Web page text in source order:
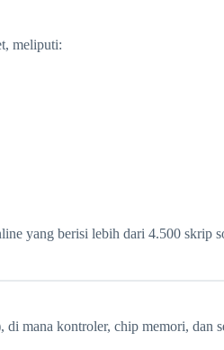
meliputi:
yang berisi lebih dari 4.500 skrip
, di mana kontroler, chip memori, dan